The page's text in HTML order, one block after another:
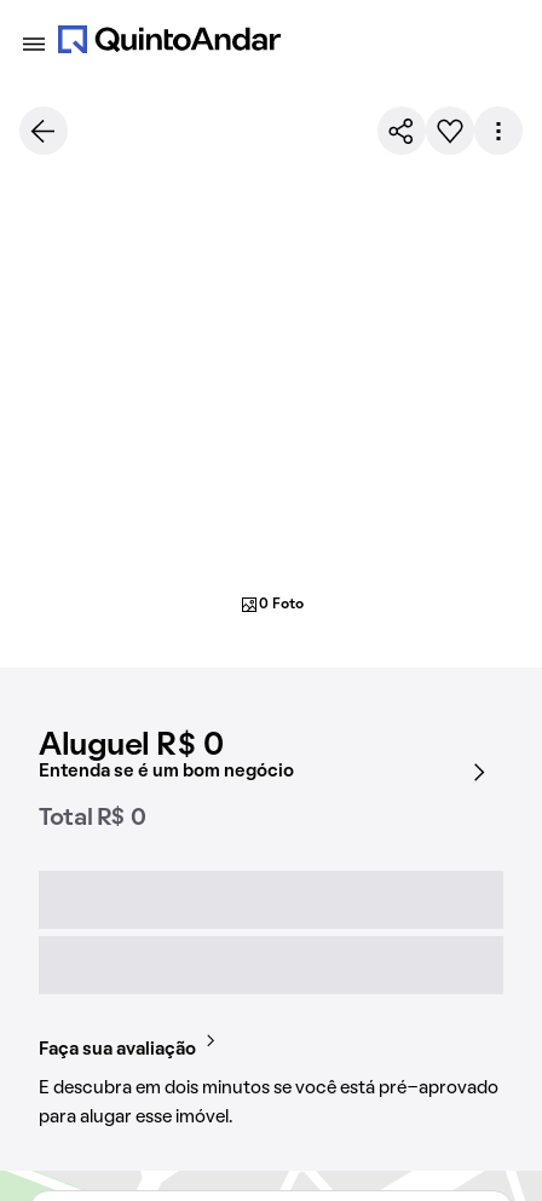
Aluguel R$ 0
Entenda se é um bom negócio
Total R$ 0
Faça sua avaliação
E descubra em dois minutos se você está pré-aprovado
para alugar esse imóvel.
0 Foto